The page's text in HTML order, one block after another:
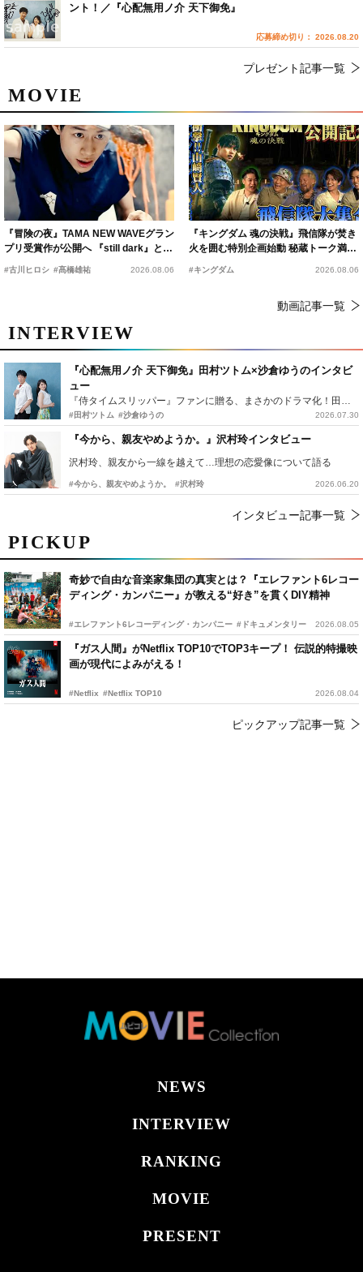
PICKUP
奇妙で自由な音楽家集団の真実とは？『エレファント6レコー
ディング・カンパニー』が教える“好き”を貫くDIY精神
#エレファント6レコーディング・カンパニー #ドキュメンタリー 2026.08.05
『ガス人間』がNetflix TOP10でTOP3キープ！ 伝説的特撮映
画が現代によみがえる！
#Netflix #Netflix TOP10 2026.08.04
ピックアップ記事一覧
MOVIE
『冒険の夜』TAMA NEW WAVEグラン
プリ受賞作が公開へ 『still dark』と同
#古川ヒロシ #髙橋雄祐 2026.08.06
『キングダム 魂の決戦』飛信隊が焚き
火を囲む特別企画始動 秘蔵トーク満載
#キングダム 2026.08.06
動画記事一覧
INTERVIEW
『心配無用ノ介 天下御免』田村ツトム×沙倉ゆうのインタビ
ュー
『侍タイムスリッパー』ファンに贈る、まさかのドラマ化！田村ツトム×沙倉ゆうのが語る『心配無用ノ介』撮影秘話
#田村ツトム #沙倉ゆうの 2026.07.30
『今から、親友やめようか。』沢村玲インタビュー
沢村玲、親友から一線を越えて…理想の恋愛像について語る
#今から、親友やめようか。 #沢村玲 2026.06.20
インタビュー記事一覧
ント！／『心配無用ノ介 天下御免』
応募締め切り： 2026.08.20
プレゼント記事一覧
NEWS
INTERVIEW
RANKING
MOVIE
PRESENT